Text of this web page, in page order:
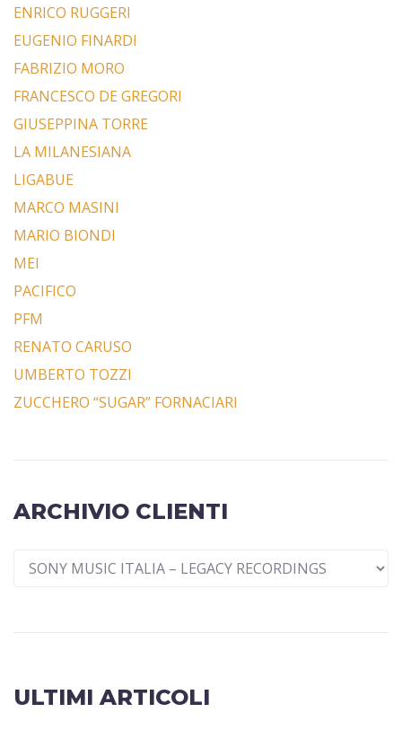
ENRICO RUGGERI
EUGENIO FINARDI
FABRIZIO MORO
FRANCESCO DE GREGORI
GIUSEPPINA TORRE
LA MILANESIANA
LIGABUE
MARCO MASINI
MARIO BIONDI
MEI
PACIFICO
PFM
RENATO CARUSO
UMBERTO TOZZI
ZUCCHERO “SUGAR” FORNACIARI
ARCHIVIO CLIENTI
ULTIMI ARTICOLI